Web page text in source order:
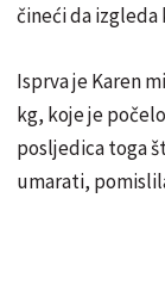
čineći da izgleda
Isprva je Karen
kg, koje je
posljedica toga
umarati,